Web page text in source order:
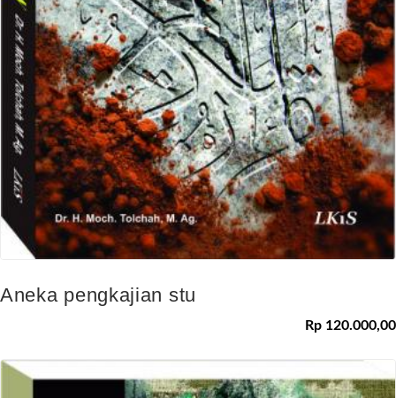
Aneka pengkajian stu
Rp 120.000,00